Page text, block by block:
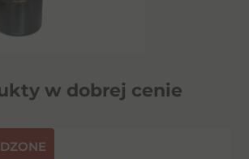
w dobrej cenie